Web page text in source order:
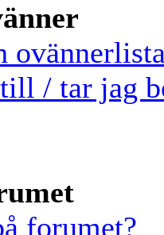
/ tar jag
forumet?